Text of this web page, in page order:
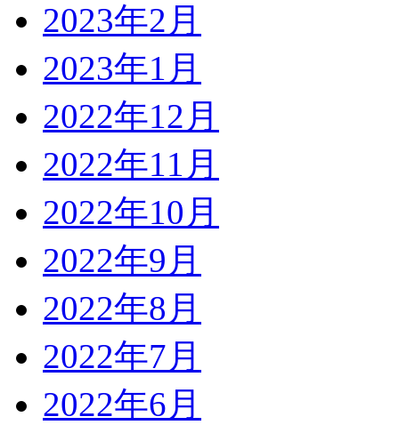
2023年2月
2023年1月
2022年12月
2022年11月
2022年10月
2022年9月
2022年8月
2022年7月
2022年6月